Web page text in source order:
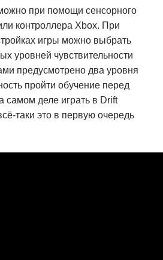
при помощи сенсорного
контроллера Xbox. При
игры можно выбрать
уровней чувствительности
предусмотрено два уровня
пройти обучение перед
самом деле играть в Drift
таки это в первую очередь